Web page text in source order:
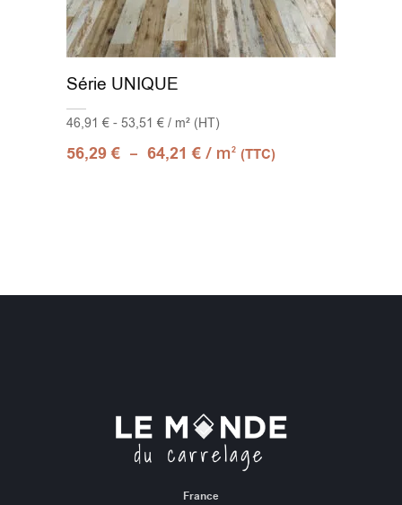
Série UNIQUE
46,91 € - 53,51 € / m² (HT)
56,29€ – 64,21€ / m2 (TTC)
France